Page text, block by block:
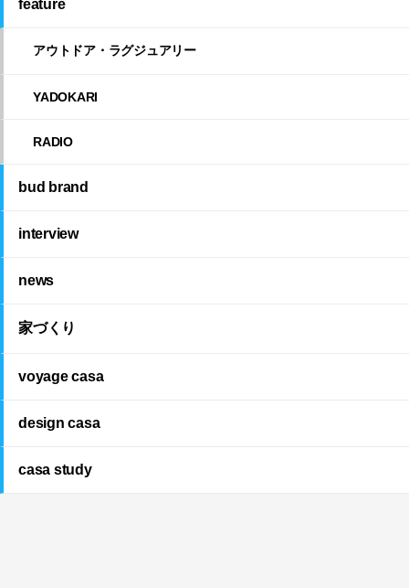
feature
アウトドア・ラグジュアリー
YADOKARI
RADIO
bud brand
interview
news
家づくり
voyage casa
design casa
casa study